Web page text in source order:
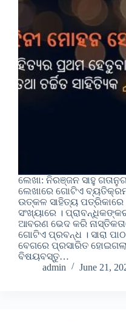
ଲେଖା: ନିରଞ୍ଜନ ସାହୁ
ଲେଖାରେ ଗୋଟିଏ
ଉତ୍କଳ ସାହିତ୍ୟ ପତ୍ରିକାରେ
ସଂଖ୍ୟାରେ ।
ଆବରଣ ଭେଦ କରି
ଗୋଟିଏ ପ୍ରବନ୍ଧ । ସାରା
ବେଗରେ ପ୍ରସାରିତ
ବିଷୟବସ୍ତୁ…
admin
June 21,